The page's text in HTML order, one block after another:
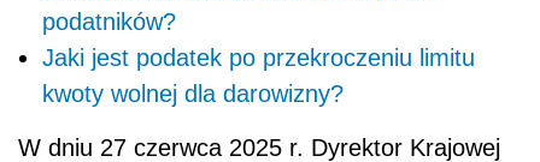
podatników?
Jaki jest podatek po przekroczeniu limitu
kwoty wolnej dla darowizny?
W dniu 27 czerwca 2025 r. Dyrektor Krajowej